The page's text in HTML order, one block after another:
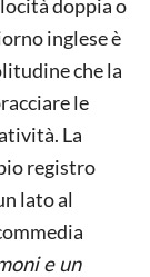
doppia o
inglese è
che la
le
La
registro
lato al
e un